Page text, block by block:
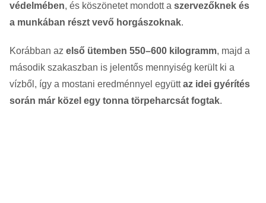
védelmében, és köszönetet mondott a szervezőknek és
a munkában részt vevő horgászoknak.
Korábban az első ütemben 550–600 kilogramm, majd a
második szakaszban is jelentős mennyiség került ki a
vízből, így a mostani eredménnyel együttaz idei gyérítés
során már közel egy tonna törpeharcsát fogtak.